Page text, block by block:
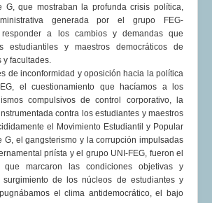
que mostraban la profunda crisis política,
generada por el grupo FEG-
responder a los cambios y demandas que
estudiantiles y maestros democráticos de
y facultades.
de inconformidad y oposición hacia la política
el cuestionamiento que hacíamos a los
compulsivos de control corporativo, la
contra los estudiantes y maestros
el Movimiento Estudiantil y Popular
G, el gangsterismo y la corrupción impulsadas
priísta y el grupo UNI-FEG, fueron el
que marcaron las condiciones objetivas y
de los núcleos de estudiantes y
el clima antidemocrático, el bajo